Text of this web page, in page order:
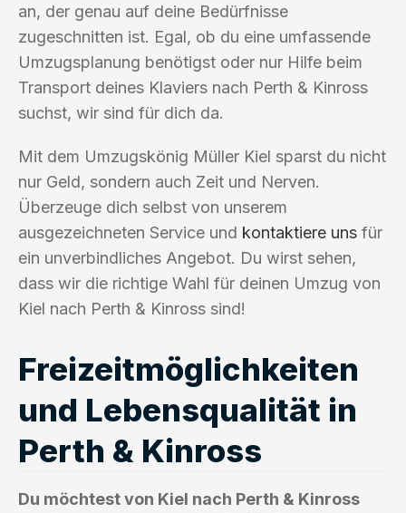
an, der genau auf deine Bedürfnisse
zugeschnitten ist. Egal, ob du eine umfassende
Umzugsplanung benötigst oder nur Hilfe beim
Transport deines Klaviers nach Perth & Kinross
suchst, wir sind für dich da.
Mit dem Umzugskönig Müller Kiel sparst du nicht
nur Geld, sondern auch Zeit und Nerven.
Überzeuge dich selbst von unserem
ausgezeichneten Service und kontaktiere uns für
ein unverbindliches Angebot. Du wirst sehen,
dass wir die richtige Wahl für deinen Umzug von
Kiel nach Perth & Kinross sind!
Freizeitmöglichkeiten
und Lebensqualität in
Perth & Kinross
Du möchtest von Kiel nach Perth & Kinross